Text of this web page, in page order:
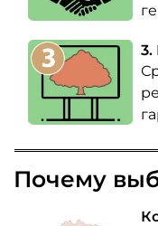
3.
Почему